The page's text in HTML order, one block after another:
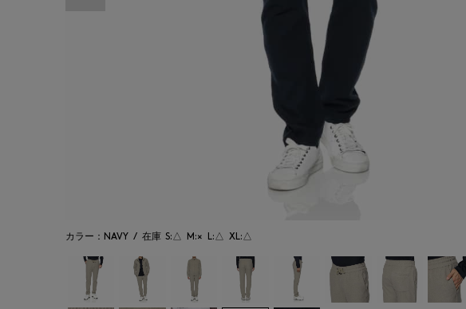
カラー：NAVY / 在庫 S:△ M:× L:△ XL:△